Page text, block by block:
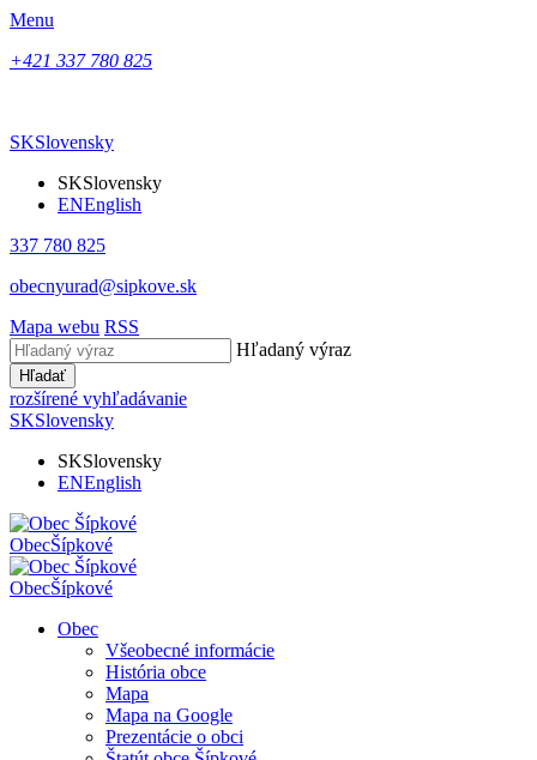
Menu
+421 337 780 825
SKSlovensky
SKSlovensky
ENEnglish
337 780 825
obecnyurad@sipkove.sk
Mapa webu RSS
Hľadaný výraz
Hľadať
rozšírené vyhľadávanie
SKSlovensky
SKSlovensky
ENEnglish
ObecŠípkové
ObecŠípkové
Obec
Všeobecné informácie
História obce
Mapa
Mapa na Google
Prezentácie o obci